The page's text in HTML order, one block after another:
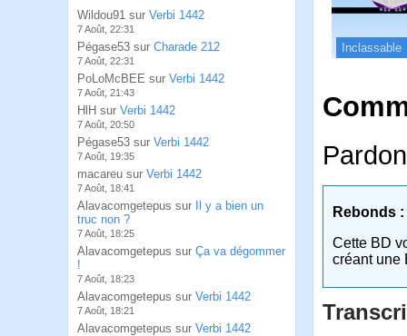
Wildou91 sur Verbi 1442
7 Août, 22:31
Pégase53 sur Charade 212
7 Août, 22:31
PoLoMcBEE sur Verbi 1442
7 Août, 21:43
HlH sur Verbi 1442
7 Août, 20:50
Pégase53 sur Verbi 1442
7 Août, 19:35
macareu sur Verbi 1442
7 Août, 18:41
Alavacomgetepus sur
Il y a bien un
truc non ?
7 Août, 18:25
Alavacomgetepus sur Ça va dégommer
!
7 Août, 18:23
Alavacomgetepus sur Verbi 1442
7 Août, 18:21
Alavacomgetepus sur Verbi 1442
Inclassable
Rebonds :
Cette BD
créant une